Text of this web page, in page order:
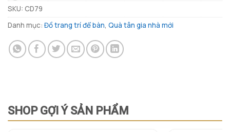
SKU: CD79
Danh mục: Đồ trang trí để bàn, Quà tân gia nhà mới
SHOP GỢI Ý SẢN PHẨM